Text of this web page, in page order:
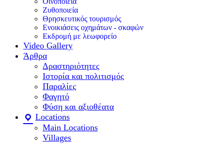
Ζυθοποιεία
Θρησκευτικός τουρισμός
Ενοικιάσεις οχημάτων - σκαφών
Εκδρομή με λεωφορείο
Video Gallery
Άρθρα
Δραστηριότητες
Ιστορία και πολιτισμός
Παραλίες
Φαγητό
Φύση και αξιοθέατα
Locations
Main Locations
Villages